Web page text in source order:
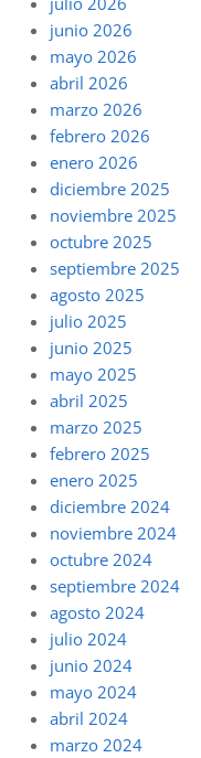
junio 2026
mayo 2026
abril 2026
marzo 2026
febrero 2026
enero 2026
diciembre 2025
noviembre 2025
octubre 2025
septiembre 2025
agosto 2025
julio 2025
junio 2025
mayo 2025
abril 2025
marzo 2025
febrero 2025
enero 2025
diciembre 2024
noviembre 2024
octubre 2024
septiembre 2024
agosto 2024
julio 2024
junio 2024
mayo 2024
abril 2024
marzo 2024